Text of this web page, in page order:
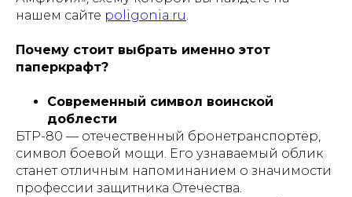
нашем сайте poligonia.ru.
Почему стоит выбрать именно этот
паперкрафт?
Современный символ воинской
доблести
БТР-80 — отечественный бронетранспортёр,
символ боевой мощи. Его узнаваемый облик
станет отличным напоминанием о значимости
профессии защитника Отечества.